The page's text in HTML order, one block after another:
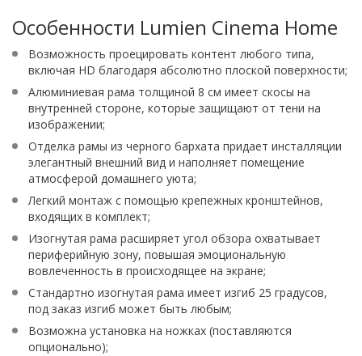
Особенности Lumien Cinema Home
Возможность проецировать контент любого типа,
включая HD благодаря абсолютно плоской поверхности;
Алюминиевая рама толщиной 8 см имеет скосы на
внутренней стороне, которые защищают от тени на
изображении;
Отделка рамы из черного бархата придает инсталляции
элегантный внешний вид и наполняет помещение
атмосферой домашнего уюта;
Легкий монтаж с помощью крепежных кронштейнов,
входящих в комплект;
Изогнутая рама расширяет угол обзора охватывает
периферийную зону, повышая эмоциональную
вовлеченность в происходящее на экране;
Стандартно изогнутая рама имеет изгиб 25 градусов,
под заказ изгиб может быть любым;
Возможна установка на ножках (поставляются
опционально);